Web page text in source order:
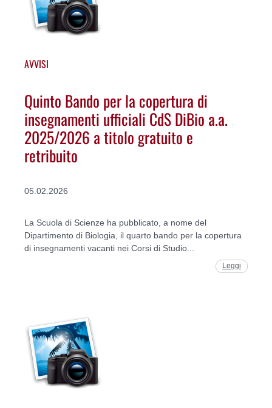
AVVISI
Quinto Bando per la copertura di
insegnamenti ufficiali CdS DiBio a.a.
2025/2026 a titolo gratuito e
retribuito
05.02.2026
La Scuola di Scienze ha pubblicato, a nome del
Dipartimento di Biologia, il quarto bando per la copertura
di insegnamenti vacanti nei Corsi di Studio...
Leggi